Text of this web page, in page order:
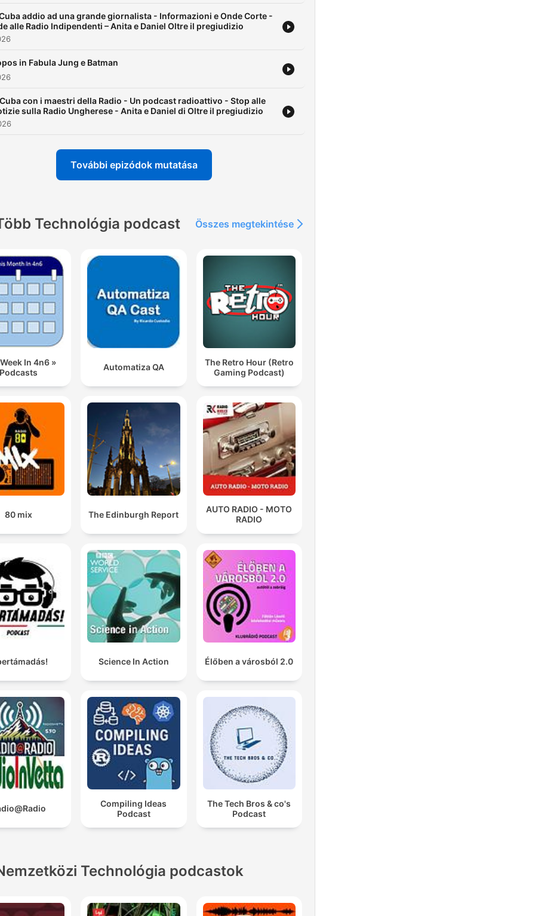
Per informazioni o
radiopirataonair@gmail.com
audionautix.com
addio ad una grande giornalista - Informazioni e Onde Corte -
alle Radio Indipendenti – Anita e Daniel Oltre il pregiudizio
in Fabula Jung e Batman
con i maestri della Radio - Un podcast radioattivo - Stop alle
sulla Radio Ungherese - Anita e Daniel di Oltre il pregiudizio
További epizódok mutatása
Technológia podcast Összes megtekintése
In 4n6 »
Automatiza QA
The Retro Hour (Retro
Gaming Podcast)
80 mix The Edinburgh Report
AUTO RADIO - MOTO
RADIO
Science In Action Élőben a városból 2.0
Compiling Ideas
Podcast
The Tech Bros & co's
Podcast
Technológia podcastok